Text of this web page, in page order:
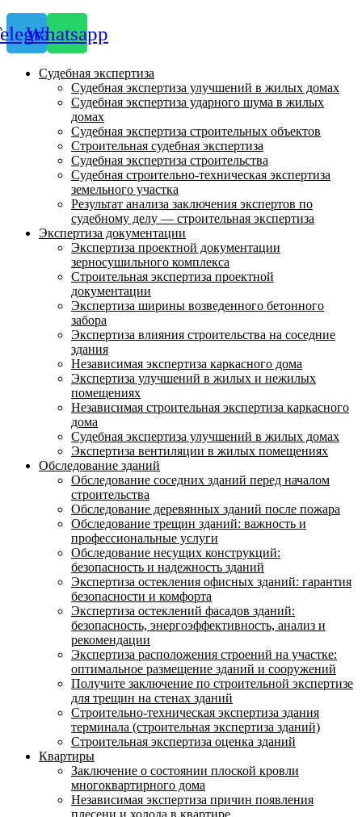
Whatsapp
Судебная экспертиза
Судебная экспертиза улучшений в жилых домах
Судебная экспертиза ударного шума в жилых
домах
Судебная экспертиза строительных объектов
Строительная судебная экспертиза
Судебная экспертиза строительства
Судебная строительно-техническая экспертиза
земельного участка
Результат анализа заключения экспертов по
судебному делу — строительная экспертиза
Экспертиза документации
Экспертиза проектной документации
зерносушильного комплекса
Строительная экспертиза проектной
документации
Экспертиза ширины возведенного бетонного
забора
Экспертиза влияния строительства на соседние
здания
Независимая экспертиза каркасного дома
Экспертиза улучшений в жилых и нежилых
помещениях
Независимая строительная экспертиза каркасного
дома
Судебная экспертиза улучшений в жилых домах
Экспертиза вентиляции в жилых помещениях
Обследование зданий
Обследование соседних зданий перед началом
строительства
Обследование деревянных зданий после пожара
Обследование трещин зданий: важность и
профессиональные услуги
Обследование несущих конструкций:
безопасность и надежность зданий
Экспертиза остекления офисных зданий: гарантия
безопасности и комфорта
Экспертиза остеклений фасадов зданий:
безопасность, энергоэффективность, анализ и
рекомендации
Экспертиза расположения строений на участке:
оптимальное размещение зданий и сооружений
Получите заключение по строительной экспертизе
для трещин на стенах зданий
Строительно-техническая экспертиза здания
терминала (строительная экспертиза зданий)
Строительная экспертиза оценка зданий
Квартиры
Заключение о состоянии плоской кровли
многоквартирного дома
Независимая экспертиза причин появления
плесени и холода в квартире